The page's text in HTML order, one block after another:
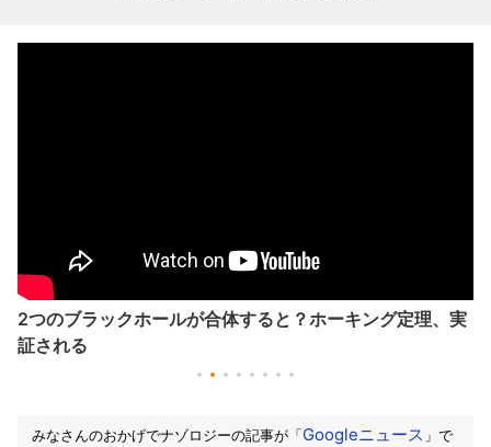
2つのブラックホールが合体すると？ホーキング定理、実
証される
みなさんのおかげでナゾロジーの記事が「Googleニュース 」で